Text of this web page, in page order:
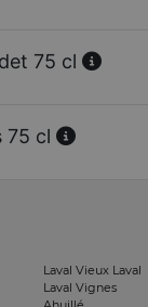
75 cl
75 cl
Laval Vieux Laval
Laval Vignes